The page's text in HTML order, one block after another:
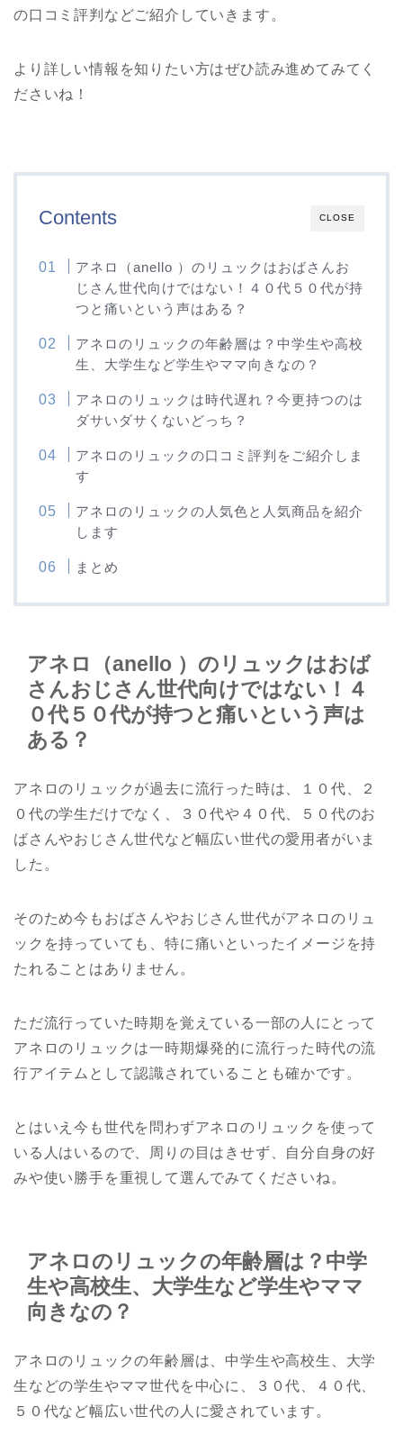
の口コミ評判などご紹介していきます。
より詳しい情報を知りたい方はぜひ読み進めてみてく
ださいね！
CLOSE
Contents
アネロ（anello ）のリュックはおばさんお
じさん世代向けではない！４０代５０代が持
つと痛いという声はある？
アネロのリュックの年齢層は？中学生や高校
生、大学生など学生やママ向きなの？
アネロのリュックは時代遅れ？今更持つのは
ダサいダサくないどっち？
アネロのリュックの口コミ評判をご紹介しま
す
アネロのリュックの人気色と人気商品を紹介
します
まとめ
アネロ（anello ）のリュックはおば
さんおじさん世代向けではない！４
０代５０代が持つと痛いという声は
ある？
アネロのリュックが過去に流行った時は、１０代、２
０代の学生だけでなく、３０代や４０代、５０代のお
ばさんやおじさん世代など幅広い世代の愛用者がいま
した。
そのため今もおばさんやおじさん世代がアネロのリュ
ックを持っていても、特に痛いといったイメージを持
たれることはありません。
ただ流行っていた時期を覚えている一部の人にとって
アネロのリュックは一時期爆発的に流行った時代の流
行アイテムとして認識されていることも確かです。
とはいえ今も世代を問わずアネロのリュックを使って
いる人はいるので、周りの目はきせず、自分自身の好
みや使い勝手を重視して選んでみてくださいね。
アネロのリュックの年齢層は？中学
生や高校生、大学生など学生やママ
向きなの？
アネロのリュックの年齢層は、中学生や高校生、大学
生などの学生やママ世代を中心に、３０代、４０代、
５０代など幅広い世代の人に愛されています。